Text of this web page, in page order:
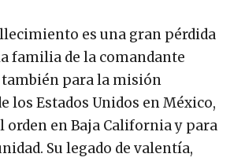
es una gran pérdida
familia de la comandante
también para la misión
los Estados Unidos en México,
orden en Baja California y para
Su legado de valentía,